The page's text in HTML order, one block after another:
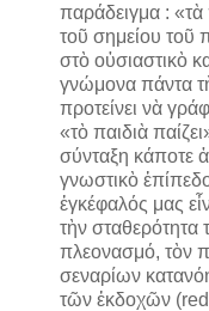
παράδειγμα :
τοῦ σημείου τοῦ
στὸ οὐσιαστικὸ
γνώμονα πάντα
προτείνει νὰ
«τὸ παιδιὰ
σύνταξη κάποτε
γνωστικὸ
ἐγκέφαλός μας
τὴν σταθερότητα
πλεονασμό, τὸν
σεναρίων
τῶν ἐκδοχῶν